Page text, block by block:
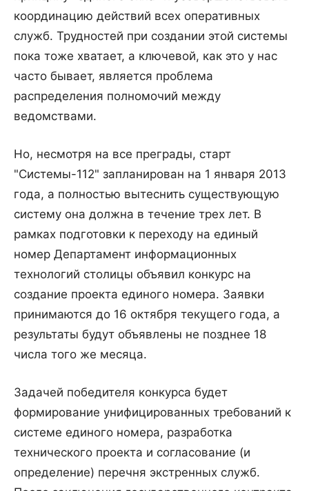
координацию действий всех оперативных
служб. Трудностей при создании этой системы
пока тоже хватает, а ключевой, как это у нас
часто бывает, является проблема
распределения полномочий между
ведомствами.
Но, несмотря на все преграды, старт
"Системы-112" запланирован на 1 января 2013
года, а полностью вытеснить существующую
систему она должна в течение трех лет. В
рамках подготовки к переходу на единый
номер Департамент информационных
технологий столицы объявил конкурс на
создание проекта единого номера. Заявки
принимаются до 16 октября текущего года, а
результаты будут объявлены не позднее 18
числа того же месяца.
Задачей победителя конкурса будет
формирование унифицированных требований к
системе единого номера, разработка
технического проекта и согласование (и
определение) перечня экстренных служб.